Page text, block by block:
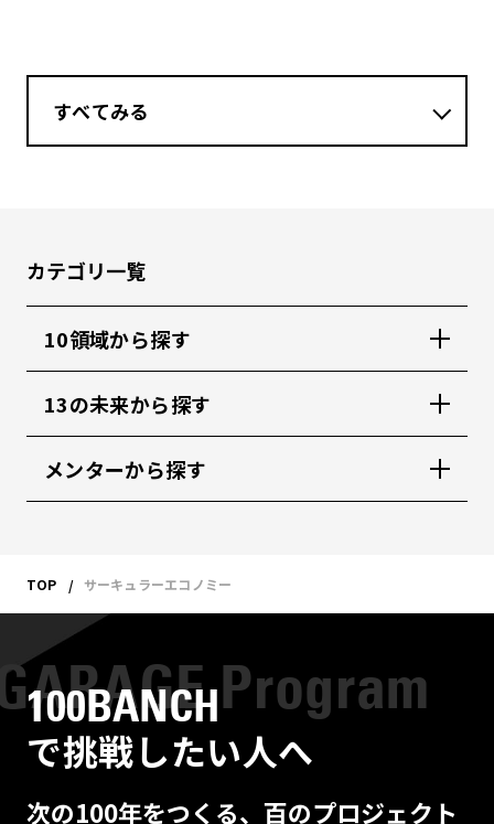
すべてみる
カテゴリ一覧
10領域から探す
13の未来から探す
メンターから探す
TOP サーキュラーエコノミー
100BANCH
で挑戦したい人へ
次の100年をつくる、百のプロジェクト